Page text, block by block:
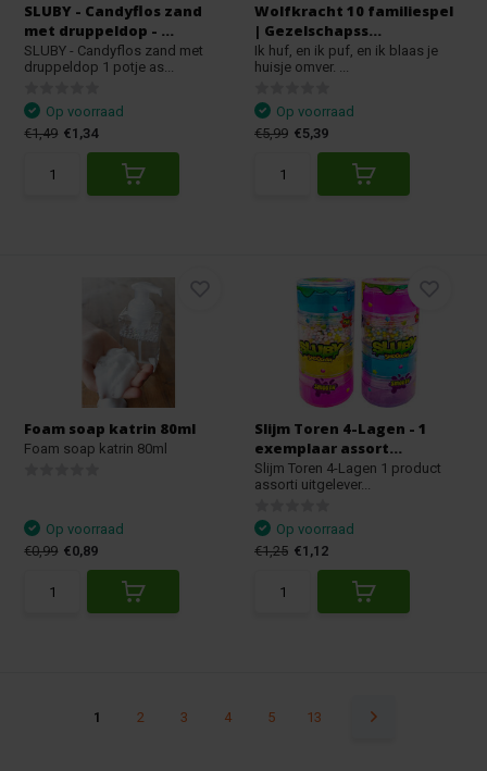
SLUBY - Candyflos zand
met druppeldop - ...
SLUBY - Candyflos zand met
druppeldop 1 potje as...
Op voorraad
€1,49 €1,34
Wolfkracht 10 familiespel
| Gezelschapss...
Ik huf, en ik puf, en ik blaas je
huisje omver. ...
Op voorraad
€5,99 €5,39
Foam soap katrin 80ml
Foam soap katrin 80ml
Op voorraad
€0,99 €0,89
Slijm Toren 4-Lagen - 1
exemplaar assort...
Slijm Toren 4-Lagen 1 product
assorti uitgelever...
Op voorraad
€1,25 €1,12
1 2 3 4 5 13